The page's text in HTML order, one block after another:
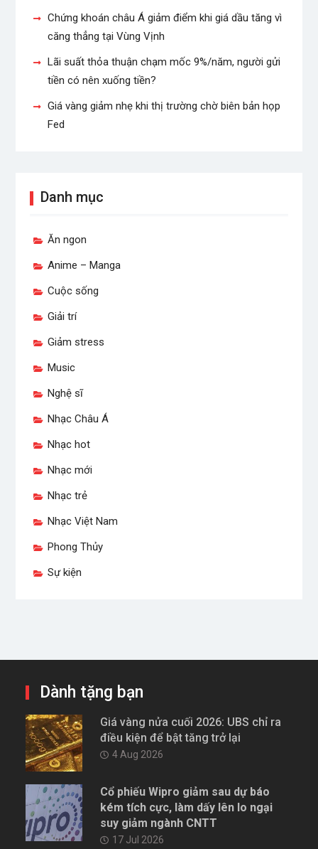
Chứng khoán châu Á giảm điểm khi giá dầu tăng vì
căng thẳng tại Vùng Vịnh
Lãi suất thỏa thuận chạm mốc 9%/năm, người gửi
tiền có nên xuống tiền?
Giá vàng giảm nhẹ khi thị trường chờ biên bản họp
Fed
Danh mục
Ăn ngon
Anime – Manga
Cuộc sống
Giải trí
Giảm stress
Music
Nghệ sĩ
Nhạc Châu Á
Nhạc hot
Nhạc mới
Nhạc trẻ
Nhạc Việt Nam
Phong Thủy
Sự kiện
Dành tặng bạn
Giá vàng nửa cuối 2026: UBS chỉ ra
điều kiện để bật tăng trở lại
4 Aug 2026
Cổ phiếu Wipro giảm sau dự báo
kém tích cực, làm dấy lên lo ngại
suy giảm ngành CNTT
17 Jul 2026